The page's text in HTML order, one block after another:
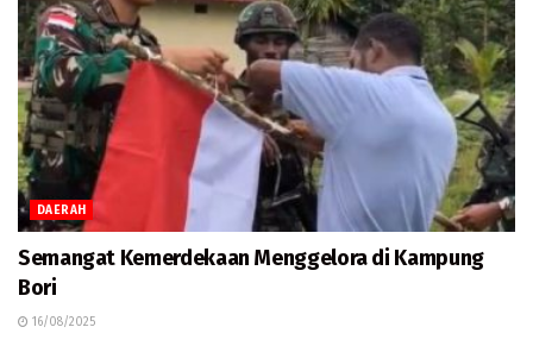
DAERAH
Semangat Kemerdekaan Menggelora di Kampung
Bori
16/08/2025